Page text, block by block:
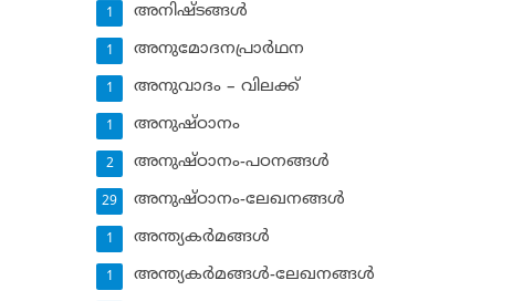
അനിഷ്ടങ്ങള്‍
1
അനുമോദനപ്രാര്‍ഥന
1
അനുവാദം – വിലക്ക്‌
1
അനുഷ്ഠാനം
1
അനുഷ്ഠാനം-പഠനങ്ങള്‍
2
അനുഷ്ഠാനം-ലേഖനങ്ങള്‍
29
അന്ത്യകര്‍മങ്ങള്‍
1
അന്ത്യകര്‍മങ്ങള്‍-ലേഖനങ്ങള്‍
1